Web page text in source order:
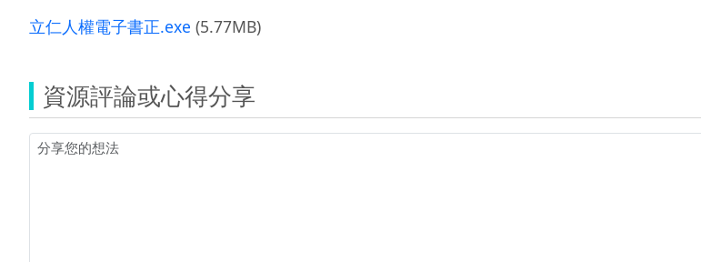
立仁人權電子書正.exe (5.77MB)
資源評論或心得分享